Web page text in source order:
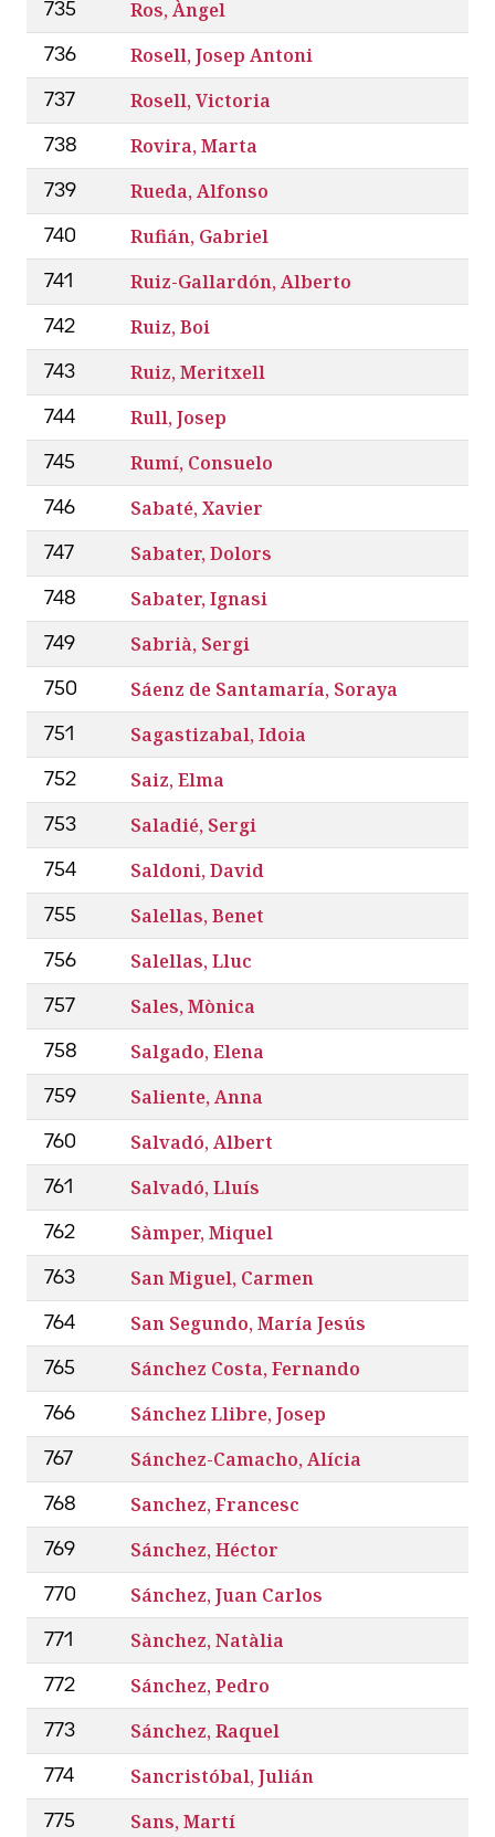
735 Ros, Àngel
736 Rosell, Josep Antoni
737 Rosell, Victoria
738 Rovira, Marta
739 Rueda, Alfonso
740 Rufián, Gabriel
741 Ruiz-Gallardón, Alberto
742 Ruiz, Boi
743 Ruiz, Meritxell
744 Rull, Josep
745 Rumí, Consuelo
746 Sabaté, Xavier
747 Sabater, Dolors
748 Sabater, Ignasi
749 Sabrià, Sergi
750 Sáenz de Santamaría, Soraya
751 Sagastizabal, Idoia
752 Saiz, Elma
753 Saladié, Sergi
754 Saldoni, David
755 Salellas, Benet
756 Salellas, Lluc
757 Sales, Mònica
758 Salgado, Elena
759 Saliente, Anna
760 Salvadó, Albert
761 Salvadó, Lluís
762 Sàmper, Miquel
763 San Miguel, Carmen
764 San Segundo, María Jesús
765 Sánchez Costa, Fernando
766 Sánchez Llibre, Josep
767 Sánchez-Camacho, Alícia
768 Sanchez, Francesc
769 Sánchez, Héctor
770 Sánchez, Juan Carlos
771 Sànchez, Natàlia
772 Sánchez, Pedro
773 Sánchez, Raquel
774 Sancristóbal, Julián
775 Sans, Martí